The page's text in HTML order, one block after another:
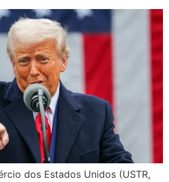
dos Estados Unidos (USTR,